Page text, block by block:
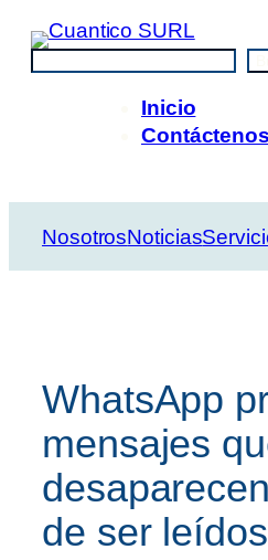
Saltar
contenido
Inicio
Contáctenos
NosotrosNoticias
WhatsApp
mensajes
de ser